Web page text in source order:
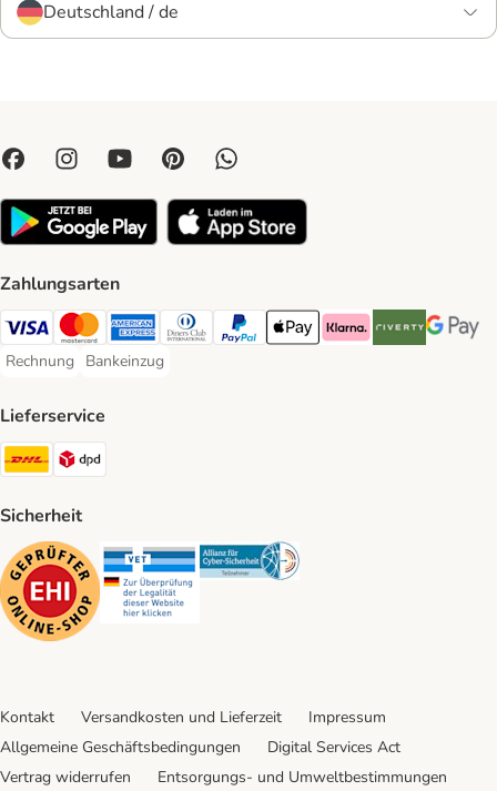
Deutschland / de
Zahlungsarten
Visa Payment Method
Mastercard Payment Method
American Express Payment Method
Diners Club Payment Method
PayPal Payment Method
Apple Pay Payment Method
Klarna Payment Method
Riverty Payment
Google
Rechnung
Rechnung Payment Method
Bankeinzug
Bankeinzug Payment Method
Lieferservice
DHL Shipping Method
Sicherheit
Security Security Security
Kontakt Versandkosten und Lieferzeit
Impressum
Allgemeine Geschäftsbedingungen
Digital Services Act
Vertrag widerrufen
Entsorgungs- und Umweltbestimmungen